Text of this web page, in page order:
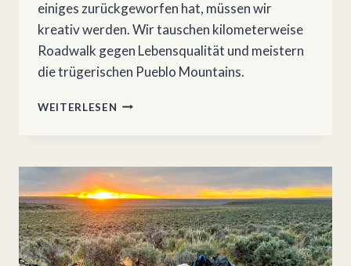
einiges zurückgeworfen hat, müssen wir
kreativ werden. Wir tauschen kilometerweise
Roadwalk gegen Lebensqualität und meistern
die trügerischen Pueblo Mountains.
WEITERLESEN OREGON
ALVORD
HOT
SPRINGS
–
DENIO,
NV